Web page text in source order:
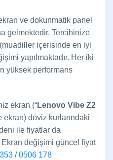
ve dokunmatik panel
gelmektedir. Tercihinize
(muadiller içerisinde en iyi
yapılmaktadır. Her iki
yüksek performans
ekran (“Lenovo Vibe Z2
ekran) döviz kurlarındaki
ile fiyatlar da
değişimi güncel fiyat
/0506 178